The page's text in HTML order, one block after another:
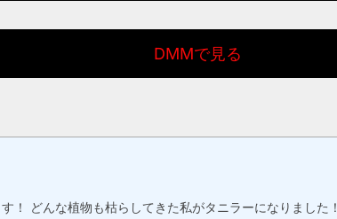
DMMで見る
！ どんな植物も枯らしてきた私がタニラーになりました！